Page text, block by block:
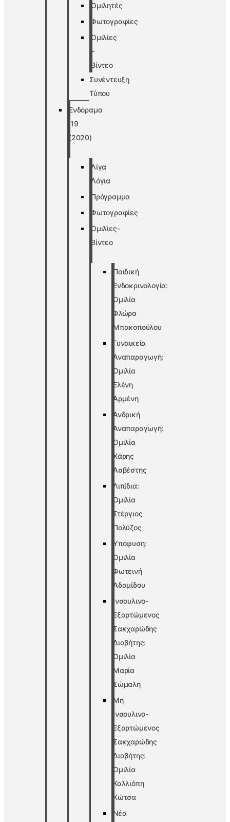
Ομιλητές
Φωτογραφίες
Ομιλίες
–
Βίντεο
Συνέντευξη
Τύπου
Ενδόραμα
’19
(2020)
Λίγα
Λόγια
Πρόγραμμα
Φωτογραφίες
Ομιλίες-
Βίντεο
Παιδική
Ενδοκρινολογία:
Ομιλία
Φλώρα
Μπακοπούλου
Γυναικεία
Αναπαραγωγή:
Ομιλία
Ελένη
Αρμένη
Ανδρική
Αναπαραγωγή:
Ομιλία
Χάρης
Ασβέστης
Λιπίδια:
Ομιλία
Στέργιος
Πολύζος
Υπόφυση:
Ομιλία
Φωτεινή
Αδαμίδου
Ινσουλινο-
Εξαρτώμενος
Σακχαρώδης
Διαβήτης:
Ομιλία
Μαρία
Σώμαλη
Μη
Ινσουλινο-
Εξαρτώμενος
Σακχαρώδης
Διαβήτης:
Ομιλία
Καλλιόπη
Κώτσα
Νέα